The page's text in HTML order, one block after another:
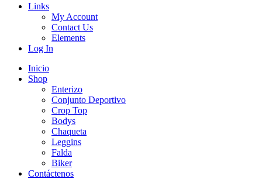
Links
My Account
Contact Us
Elements
Log In
Inicio
Shop
Enterizo
Conjunto Deportivo
Crop Top
Bodys
Chaqueta
Leggins
Falda
Biker
Contáctenos